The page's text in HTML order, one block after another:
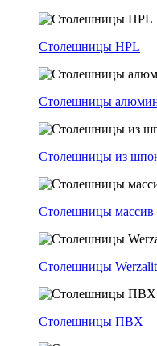
Столешницы HPL
Столешницы
Столешницы из
Столешницы массив
Столешницы
Столешницы ПВХ